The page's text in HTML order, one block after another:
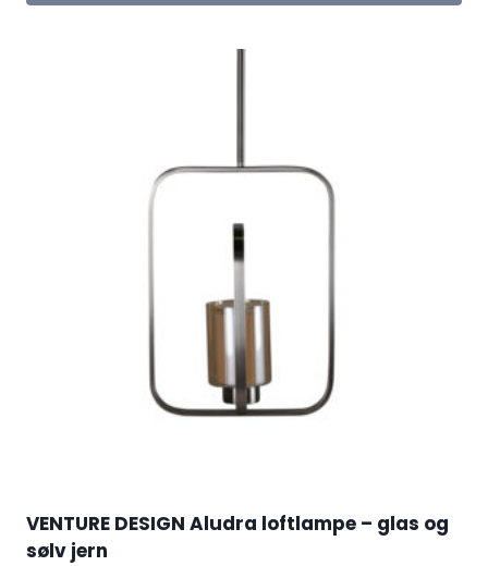
VENTURE DESIGN Aludra loftlampe – glas og
sølv jern